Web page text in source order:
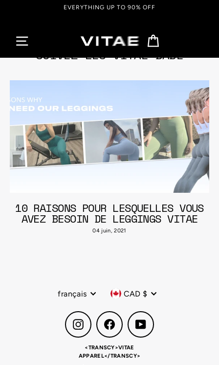
EVERYTHING UP TO 90% OFF
SUIVEZ LES VITAE BABE
10 RAISONS POUR LESQUELLES VOUS
AVEZ BESOIN DE LEGGINGS VITAE
04 juin, 2021
Langue
français Devise
CAD $
Instagram Facebook YouTube
<TRANSCY>VITAE
APPAREL</TRANSCY>